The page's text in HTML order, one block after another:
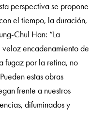
perspectiva se propone
el tiempo, la duración,
Chul Han: “La
encadenamiento de
fugaz por la retina, no
estas obras
frente a nuestros
difuminados y